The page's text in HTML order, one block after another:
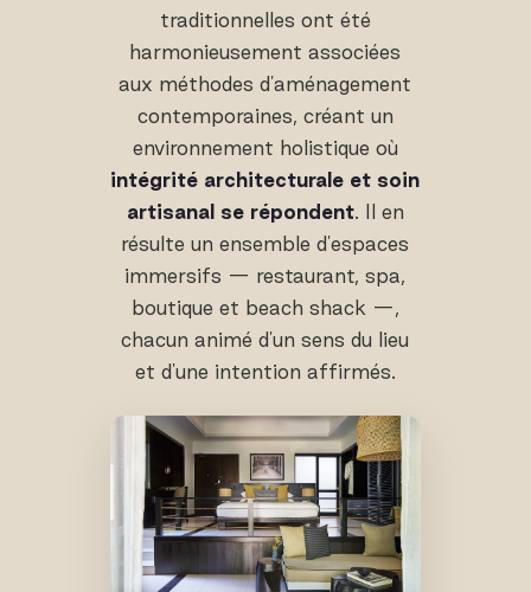
traditionnelles ont été
harmonieusement associées
aux méthodes d'aménagement
contemporaines, créant un
environnement holistique où
intégrité architecturale et soin
artisanal se répondent. Il en
résulte un ensemble d'espaces
immersifs — restaurant, spa,
boutique et beach shack —,
chacun animé d'un sens du lieu
et d'une intention affirmés.